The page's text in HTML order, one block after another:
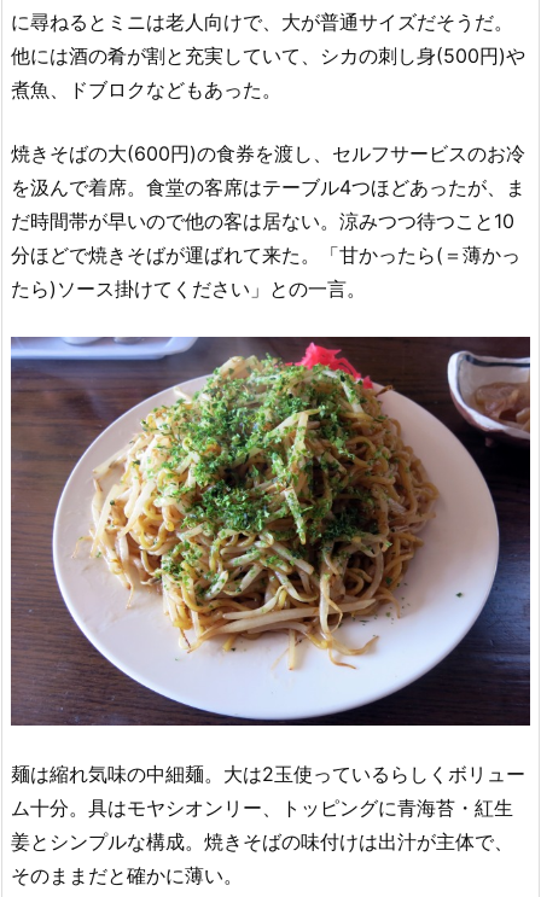
に尋ねるとミニは老人向けで、大が普通サイズだそうだ。
他には酒の肴が割と充実していて、シカの刺し身(500円)や
煮魚、ドブロクなどもあった。
焼きそばの大(600円)の食券を渡し、セルフサービスのお冷
を汲んで着席。食堂の客席はテーブル4つほどあったが、ま
だ時間帯が早いので他の客は居ない。涼みつつ待つこと10
分ほどで焼きそばが運ばれて来た。「甘かったら(＝薄かっ
たら)ソース掛けてください」との一言。
麺は縮れ気味の中細麺。大は2玉使っているらしくボリュー
ム十分。具はモヤシオンリー、トッピングに青海苔・紅生
姜とシンプルな構成。焼きそばの味付けは出汁が主体で、
そのままだと確かに薄い。